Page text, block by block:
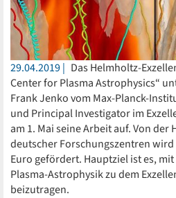
29.04.2019
Das Helmholtz-
Center for Plasma Astrophysics“
Frank Jenko vom Max-Planck-
und Principal Investigator im
am 1. Mai seine Arbeit auf. Von
deutscher Forschungszentren
Euro gefördert. Hauptziel ist es,
Plasma-Astrophysik zu dem
beizutragen.